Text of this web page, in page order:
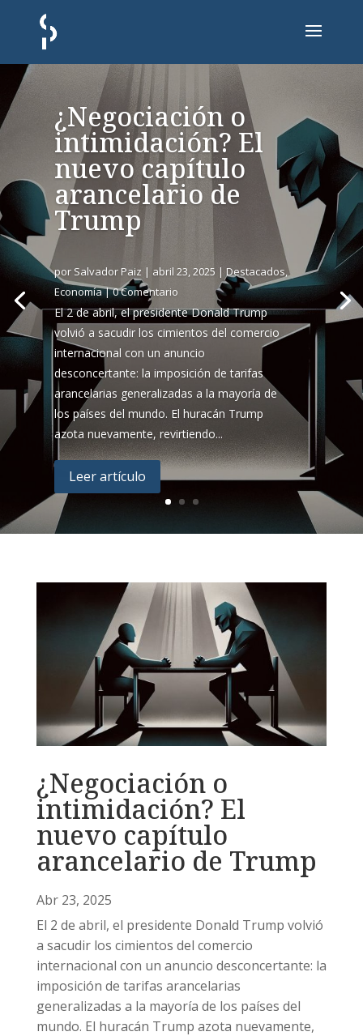
¿Negociación o
intimidación? El
nuevo capítulo
arancelario de
Trump
por Salvador Paiz | abril 23, 2025 | Destacados,
Economía| 0 Comentario
El 2 de abril, el presidente Donald Trump
volvió a sacudir los cimientos del comercio
internacional con un anuncio
desconcertante: la imposición de tarifas
arancelarias generalizadas a la mayoría de
los países del mundo. El huracán Trump
azota nuevamente, revirtiendo...
Leer artículo
¿Negociación o
intimidación? El
nuevo capítulo
arancelario de Trump
Abr 23, 2025
El 2 de abril, el presidente Donald Trump volvió
a sacudir los cimientos del comercio
internacional con un anuncio desconcertante: la
imposición de tarifas arancelarias
generalizadas a la mayoría de los países del
mundo. El huracán Trump azota nuevamente,